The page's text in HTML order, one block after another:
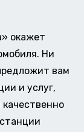
окажет
Ни
вам
и услуг,